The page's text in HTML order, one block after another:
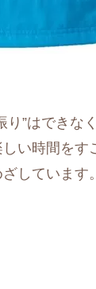
”はできな
しい時間を
しています。